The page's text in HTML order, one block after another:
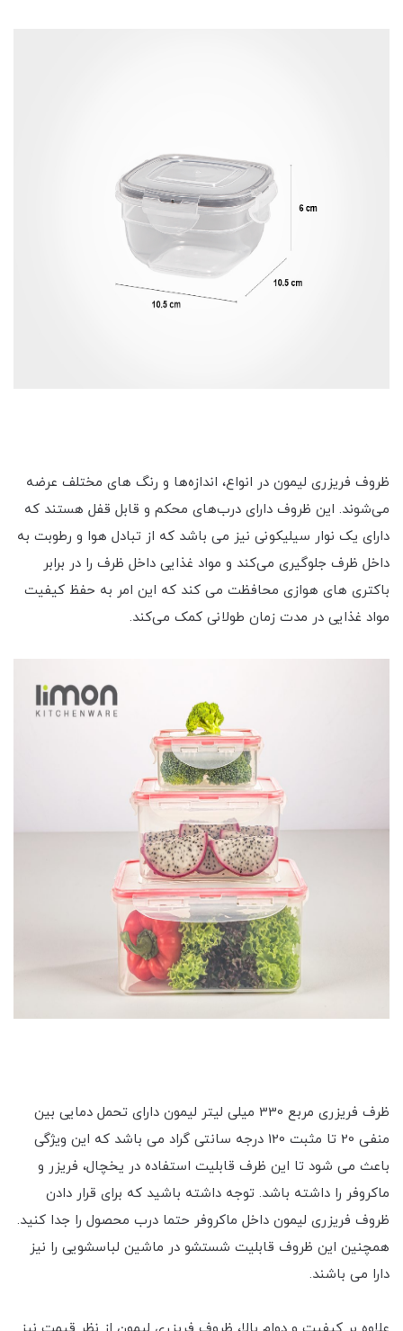
ظروف فریزری لیمون در انواع، اندازه‌ها و رنگ های مختلف عرضه
می‌شوند. این ظروف دارای درب‌های محکم و قابل قفل هستند که
دارای یک نوار سیلیکونی نیز می باشد که از تبادل هوا و رطوبت به
داخل ظرف جلوگیری می‌کند و مواد غذایی داخل ظرف را در برابر
باکتری های هوازی محافظت می کند که این امر به حفظ کیفیت
مواد غذایی در مدت زمان طولانی کمک می‌کند.
ظرف فریزری مربع 330 میلی لیتر لیمون دارای تحمل دمایی بین
منفی 20 تا مثبت 120 درجه سانتی گراد می باشد که این ویژگی
باعث می شود تا این ظرف قابلیت استفاده در یخچال، فریزر و
ماکروفر را داشته باشد. توجه داشته باشید که برای قرار دادن
ظروف فریزری لیمون داخل ماکروفر حتما درب محصول را جدا کنید.
همچنین این ظروف قابلیت شستشو در ماشین لباسشویی را نیز
دارا می باشند.